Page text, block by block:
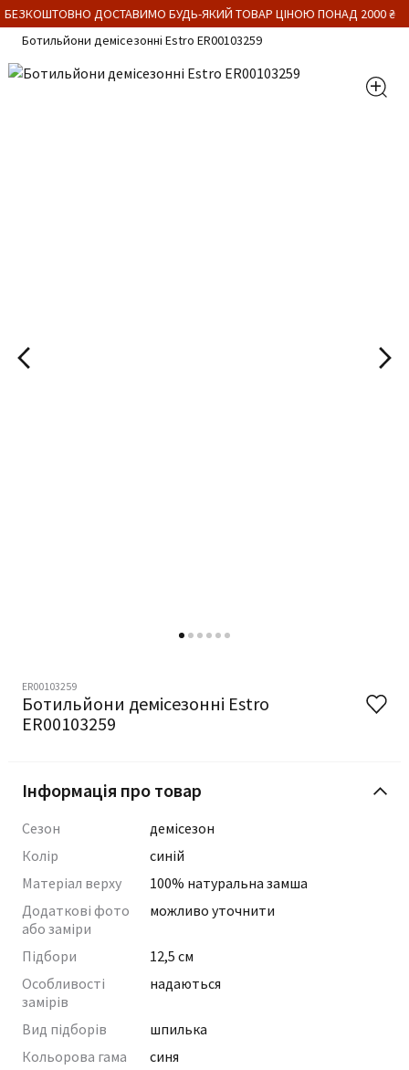
ДОСТАВИМО БУДЬ-ЯКИЙ ТОВАР ЦІНОЮ ПОНАД 2000 ₴
Ботильйони демісезонні Estro ER00103259
ER00103259
Ботильйони демісезонні Estro
ER00103259
Інформація про товар
Сезон
демісезон
Колір
синій
Матеріал верху
100% натуральна замша
Додаткові фото
або заміри
можливо уточнити
Підбори
12,5 см
Особливості
замірів
надаються
Вид підборів
шпилька
Кольорова гама
синя